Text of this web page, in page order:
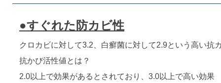
●すぐれた防カビ性
クロカビに対して3.2、白癬菌に対して2.9という高い抗
抗かび活性値とは？
2.0以上で効果があるとされており、3.0以上で高い効果